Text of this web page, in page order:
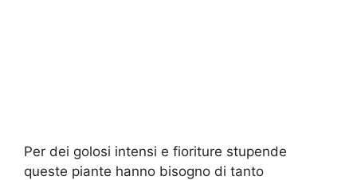
Per dei golosi intensi e fioriture stupende
queste piante hanno bisogno di tanto